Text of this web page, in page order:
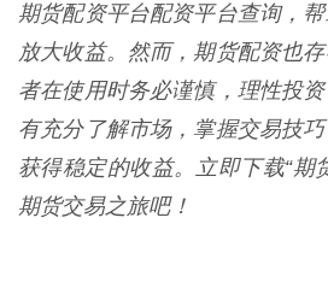
期货配资平台配资平台查询，
放大收益。然而，期货配资也
者在使用时务必谨慎，理性投
有充分了解市场，掌握交易技
获得稳定的收益。立即下载“期
期货交易之旅吧！